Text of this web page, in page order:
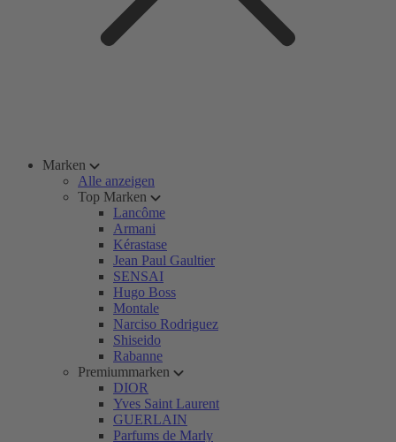
Marken
Alle anzeigen
Top Marken
Lancôme
Armani
Kérastase
Jean Paul Gaultier
SENSAI
Hugo Boss
Montale
Narciso Rodriguez
Shiseido
Rabanne
Premiummarken
DIOR
Yves Saint Laurent
GUERLAIN
Parfums de Marly